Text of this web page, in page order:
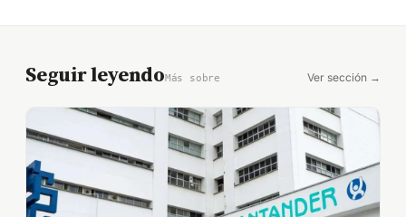
Seguir leyendoMás sobre Ver sección →